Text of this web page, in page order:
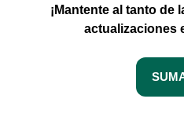
¡Mantente al tanto de
actualizaciones